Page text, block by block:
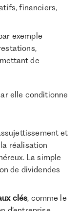
financiers,
exemple
de
elle conditionne
et
réalisation
La simple
de dividendes
clés, comme le